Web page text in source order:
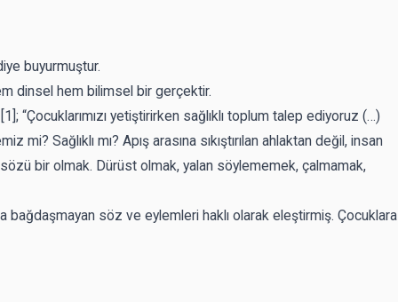
buyurmuştur.
dinsel hem bilimsel bir gerçektir.
[1]; “Çocuklarımızı yetiştirirken sağlıklı toplum talep ediyoruz (…)
mi? Sağlıklı mı? Apış arasına sıkıştırılan ahlaktan değil, insan
sözü bir olmak. Dürüst olmak, yalan söylememek, çalmamak,
söz ve eylemleri haklı olarak eleştirmiş. Çocuklara